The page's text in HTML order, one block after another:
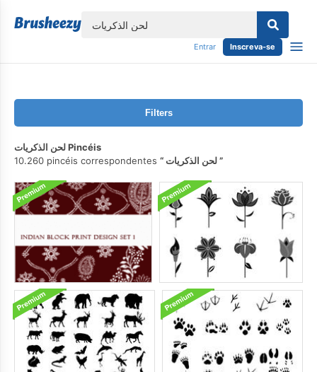
Entrar Inscreva-se
Filters
لحن الذكريات Pincéis
10.260 pincéis correspondentes